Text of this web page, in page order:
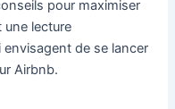
pour maximiser
une lecture
de se lancer
Airbnb.